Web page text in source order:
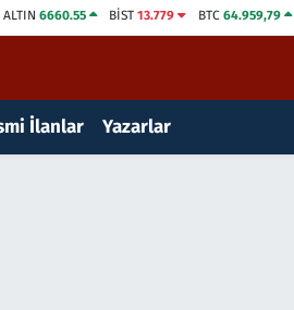
ALTIN 6660.55 BİST13.779 BTC 64.959,79
İlanlar Yazarlar